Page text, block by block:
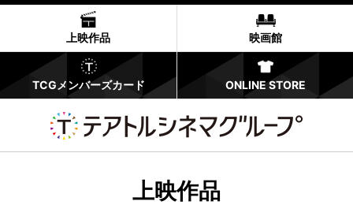
上映作品 映画館
TCGメンバーズカード ONLINE STORE
上映作品